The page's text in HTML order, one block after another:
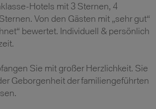
Hotels mit 3 Sternen, 4
Von den Gästen mit „sehr gut“
bewertet. Individuell & persönlich
Sie mit großer Herzlichkeit. Sie
Geborgenheit der familiengeführten